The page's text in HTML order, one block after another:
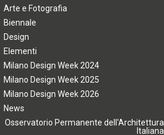
Arte e Fotografia
Biennale
Design
Elementi
Milano Design Week 2024
Milano Design Week 2025
Milano Design Week 2026
News
Osservatorio Permanente dell'Architettura
Italiana